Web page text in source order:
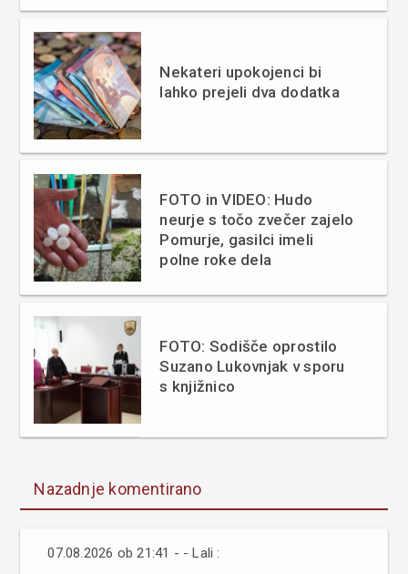
Nekateri upokojenci bi
lahko prejeli dva dodatka
FOTO in VIDEO: Hudo
neurje s točo zvečer zajelo
Pomurje, gasilci imeli
polne roke dela
FOTO: Sodišče oprostilo
Suzano Lukovnjak v sporu
s knjižnico
Nazadnje komentirano
07.08.2026 ob 21:41 - - Lali :